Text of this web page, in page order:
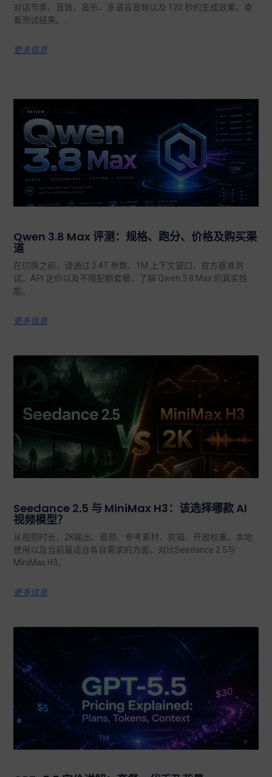
对话节奏、音效、音乐、多语言音频以及 120 秒的生成效果。查
看测试结果。.
更多信息
Qwen 3.8 Max 评测：规格、跑分、价格及购买渠
道
在切换之前，请通过 2.4T 参数、1M 上下文窗口、官方基准测
试、API 定价以及不限配额套餐，了解 Qwen 3.8 Max 的真实性
能。.
更多信息
Seedance 2.5 与 MiniMax H3：该选择哪款 AI
视频模型？
从视频时长、2K输出、音频、参考素材、剪辑、开放权重、本地
使用以及当前最适合各自需求的方面，对比Seedance 2.5与
MiniMax H3。.
更多信息